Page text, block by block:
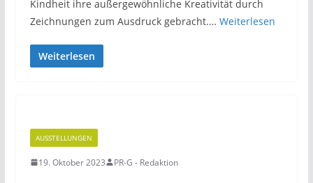
Kindheit ihre außergewöhnliche Kreativität durch
Zeichnungen zum Ausdruck gebracht.… Weiterlesen
Weiterlesen
AUSSTELLUNGEN
19. Oktober 2023 PR-G - Redaktion